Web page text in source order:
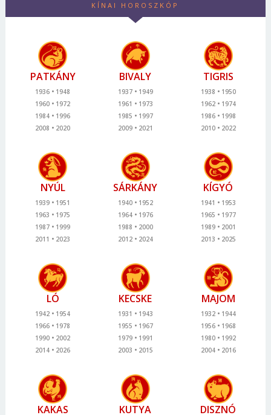
KÍNAI HOROSZKÓP
PATKÁNY
1936
1948
1960
1972
1984
1996
2008
2020
BIVALY
1937
1949
1961
1973
1985
1997
2009
2021
TIGRIS
1938
1950
1962
1974
1986
1998
2010
2022
NYÚL
1939
1951
1963
1975
1987
1999
2011
2023
SÁRKÁNY
1940
1952
1964
1976
1988
2000
2012
2024
KÍGYÓ
1941
1953
1965
1977
1989
2001
2013
2025
LÓ
1942
1954
1966
1978
1990
2002
2014
2026
KECSKE
1931
1943
1955
1967
1979
1991
2003
2015
MAJOM
1932
1944
1956
1968
1980
1992
2004
2016
KAKAS KUTYA DISZNÓ